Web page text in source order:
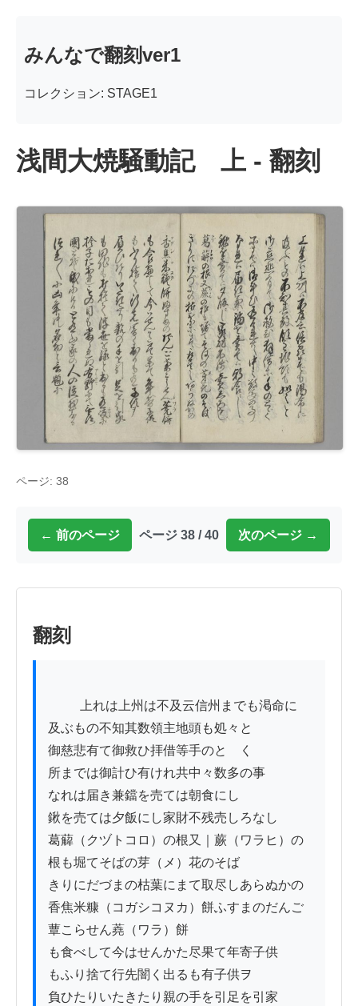
みんなで翻刻ver1
コレクション: STAGE1
浅間大焼騒動記 上 - 翻刻
ページ: 38
← 前のページ ページ 38 / 40 次のページ →
翻刻
及ぶもの不知其数領主地頭も処々と
御慈悲有て御救ひ拝借等手のとゞく
所までは御計ひ有けれ共中々数多の事
なれは届き兼鐺を売ては朝食にし
鍬を売ては夕飯にし家財不残売しろなし
葛薢（クヅトコロ）の根又｜蕨（ワラヒ）の
根も堀てそばの芽（メ）花のそば
きりにだづまの枯葉にまて取尽しあらぬかの
香焦米糠（コガシコヌカ）餅ふすまのだんご
蕈こらせん蕘（ワラ）餅
も食べして今はせんかた尽果て年寄子供
もふり捨て行先闇く出るも有子供ヲ
負ひたりいたきたり親の手を引足を引家